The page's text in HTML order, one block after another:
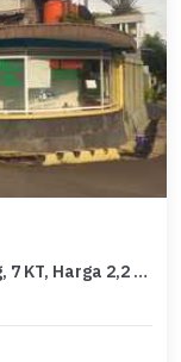
Rumah Favorit di Banyumanik, Semarang, 7 KT, Harga 2,2 Miliar